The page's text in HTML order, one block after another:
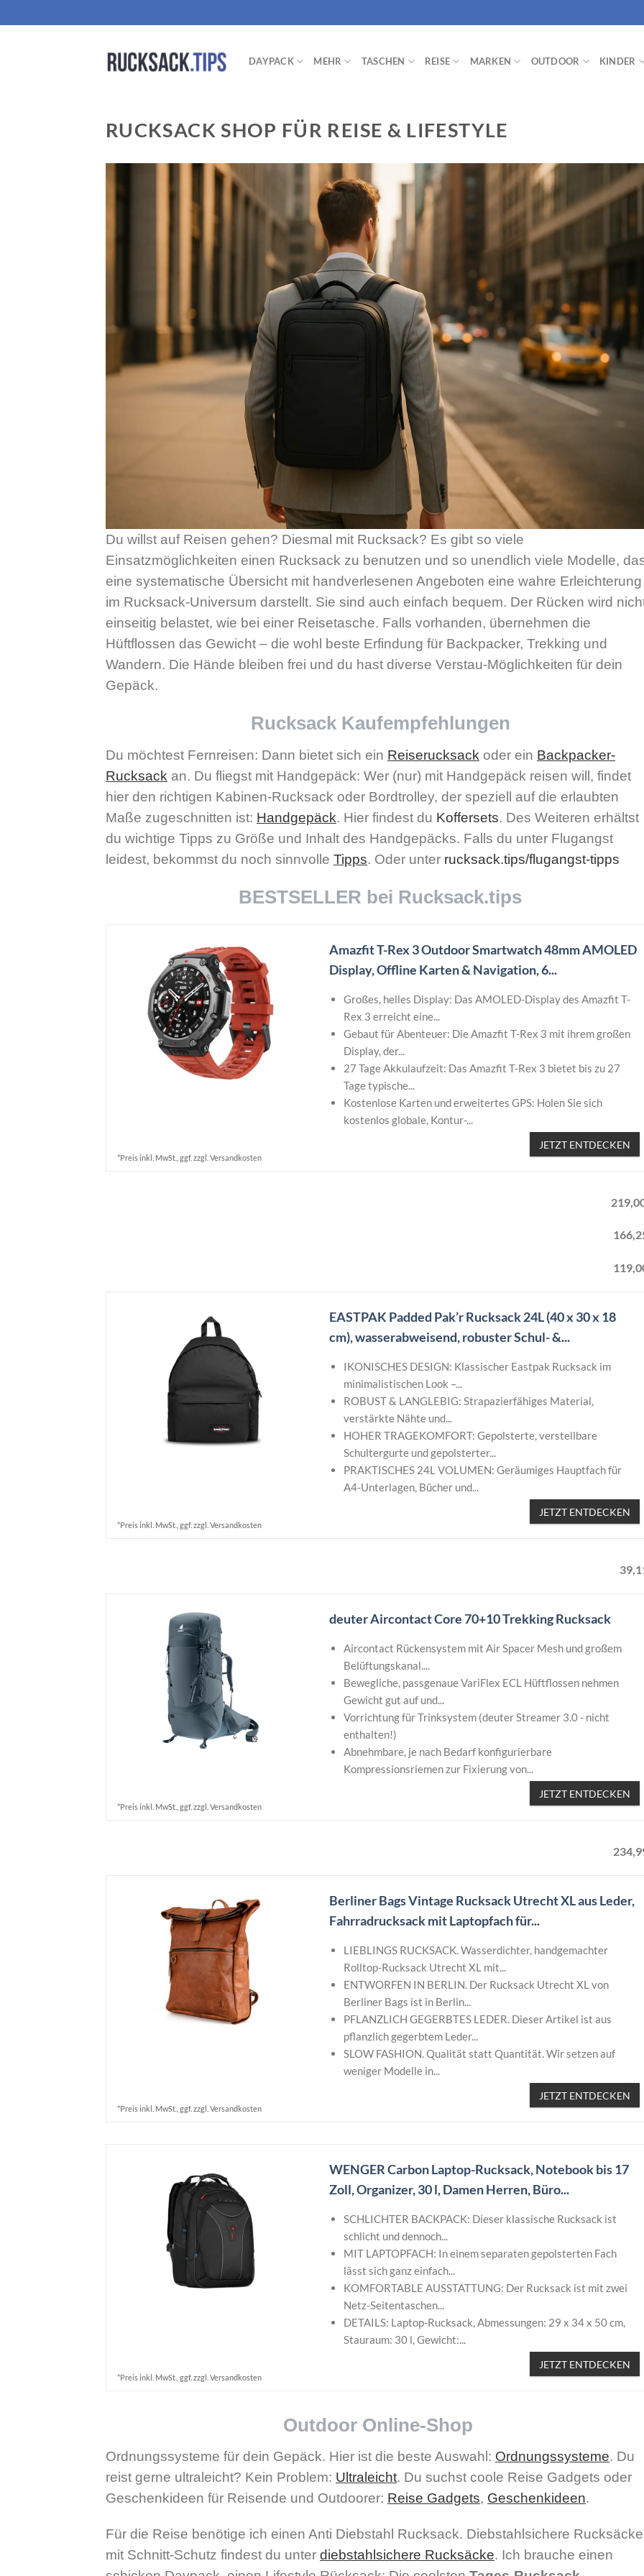
Inhalt
DAYPACK MEHR TASCHEN REISE MARKEN OUTDOOR KINDER
RUCKSACK SHOP FÜR REISE & LIFESTYLE
Du willst auf Reisen gehen? Diesmal mit Rucksack? Es gibt so viele
Einsatzmöglichkeiten einen Rucksack zu benutzen und so unendlich viele Modelle,
eine systematische Übersicht mit handverlesenen Angeboten eine wahre Erleichterung
im Rucksack-Universum darstellt. Sie sind auch einfach bequem. Der Rücken wird
einseitig belastet, wie bei einer Reisetasche. Falls vorhanden, übernehmen die
Hüftflossen das Gewicht – die wohl beste Erfindung für Backpacker, Trekking und
Wandern. Die Hände bleiben frei und du hast diverse Verstau-Möglichkeiten für dein
Gepäck.
Rucksack Kaufempfehlungen
Du möchtest Fernreisen: Dann bietet sich ein Reiserucksack oder ein Backpacker-
Rucksack an. Du fliegst mit Handgepäck: Wer (nur) mit Handgepäck reisen will, findet
hier den richtigen Kabinen-Rucksack oder Bordtrolley, der speziell auf die erlaubten
Maße zugeschnitten ist: Handgepäck. Hier findest du Koffersets. Des Weiteren erhältst
du wichtige Tipps zu Größe und Inhalt des Handgepäcks. Falls du unter Flugangst
leidest, bekommst du noch sinnvolle Tipps. Oder unter rucksack.tips/flugangst-tipps
BESTSELLER bei Rucksack.tips
Amazfit T-Rex 3 Outdoor Smartwatch 48mm AMOLED
Display, Offline Karten & Navigation, 6...
Großes, helles Display: Das AMOLED-Display des Amazfit T-
Rex 3 erreicht eine...
Gebaut für Abenteuer: Die Amazfit T-Rex 3 mit ihrem großen
Display, der...
27 Tage Akkulaufzeit: Das Amazfit T-Rex 3 bietet bis zu 27
Tage typische...
Kostenlose Karten und erweitertes GPS: Holen Sie sich
kostenlos globale, Kontur-...
JETZT ENTDECKEN
*Preis inkl. MwSt., ggf. zzgl. Versandkosten
219
166,
119,
EASTPAK Padded Pak’r Rucksack 24L (40 x 30 x 18
cm), wasserabweisend, robuster Schul- &...
IKONISCHES DESIGN: Klassischer Eastpak Rucksack im
minimalistischen Look –...
ROBUST & LANGLEBIG: Strapazierfähiges Material,
verstärkte Nähte und...
HOHER TRAGEKOMFORT: Gepolsterte, verstellbare
Schultergurte und gepolsterter...
PRAKTISCHES 24L VOLUMEN: Geräumiges Hauptfach für
A4-Unterlagen, Bücher und...
JETZT ENTDECKEN
*Preis inkl. MwSt., ggf. zzgl. Versandkosten
39,
deuter Aircontact Core 70+10 Trekking Rucksack
Aircontact Rückensystem mit Air Spacer Mesh und großem
Belüftungskanal....
Bewegliche, passgenaue VariFlex ECL Hüftflossen nehmen
Gewicht gut auf und...
Vorrichtung für Trinksystem (deuter Streamer 3.0 - nicht
enthalten!)
Abnehmbare, je nach Bedarf konfigurierbare
Kompressionsriemen zur Fixierung von...
JETZT ENTDECKEN
*Preis inkl. MwSt., ggf. zzgl. Versandkosten
234
Berliner Bags Vintage Rucksack Utrecht XL aus Leder,
Fahrradrucksack mit Laptopfach für...
LIEBLINGS RUCKSACK. Wasserdichter, handgemachter
Rolltop-Rucksack Utrecht XL mit...
ENTWORFEN IN BERLIN. Der Rucksack Utrecht XL von
Berliner Bags ist in Berlin...
PFLANZLICH GEGERBTES LEDER. Dieser Artikel ist aus
pflanzlich gegerbtem Leder...
SLOW FASHION. Qualität statt Quantität. Wir setzen auf
weniger Modelle in...
JETZT ENTDECKEN
*Preis inkl. MwSt., ggf. zzgl. Versandkosten
WENGER Carbon Laptop-Rucksack, Notebook bis 17
Zoll, Organizer, 30 l, Damen Herren, Büro...
SCHLICHTER BACKPACK: Dieser klassische Rucksack ist
schlicht und dennoch...
MIT LAPTOPFACH: In einem separaten gepolsterten Fach
lässt sich ganz einfach...
KOMFORTABLE AUSSTATTUNG: Der Rucksack ist mit zwei
Netz-Seitentaschen...
DETAILS: Laptop-Rucksack, Abmessungen: 29 x 34 x 50 cm,
Stauraum: 30 l, Gewicht:...
JETZT ENTDECKEN
*Preis inkl. MwSt., ggf. zzgl. Versandkosten
Outdoor Online-Shop
Ordnungssysteme für dein Gepäck. Hier ist die beste Auswahl: Ordnungssysteme. Du
reist gerne ultraleicht? Kein Problem: Ultraleicht. Du suchst coole Reise Gadgets oder
Geschenkideen für Reisende und Outdoorer: Reise Gadgets, Geschenkideen.
Für die Reise benötige ich einen Anti Diebstahl Rucksack. Diebstahlsichere Rucksäcke
mit Schnitt-Schutz findest du unter diebstahlsichere Rucksäcke. Ich brauche einen